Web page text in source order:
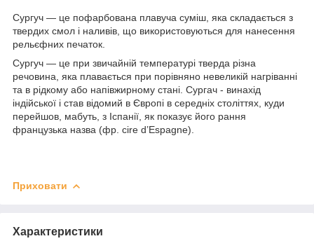
Сургуч — це пофарбована плавуча суміш, яка складається з
твердих смол і наливів, що використовуються для нанесення
рельєфних печаток.
Сургуч — це при звичайній температурі тверда різна
речовина, яка плавається при порівняно невеликій нагріванні
та в рідкому або напівжирному стані. Сургач - винахід
індійської і став відомий в Європі в середніх століттях, куди
перейшов, мабуть, з Іспанії, як показує його рання
французька назва (фр. cire d’Espagne).
Приховати
Характеристики